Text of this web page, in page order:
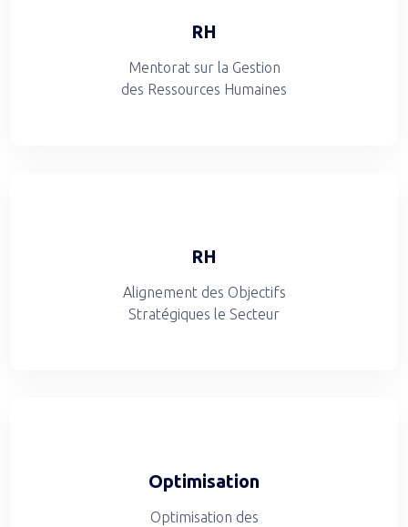
RH
Mentorat sur la Gestion
des Ressources Humaines
RH
Alignement des Objectifs
Stratégiques le Secteur
Optimisation
Optimisation des